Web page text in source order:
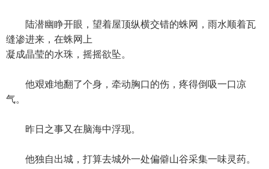
陆潜幽睁开眼，望着屋顶纵横交错的蛛网，雨水顺着瓦
缝渗进来，在蛛网上
凝成晶莹的水珠，摇摇欲坠。
他艰难地翻了个身，牵动胸口的伤，疼得倒吸一口凉
气。
昨日之事又在脑海中浮现。
他独自出城，打算去城外一处偏僻山谷采集一味灵药。